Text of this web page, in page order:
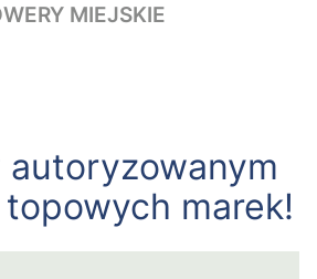
MIEJSKIE
marek!